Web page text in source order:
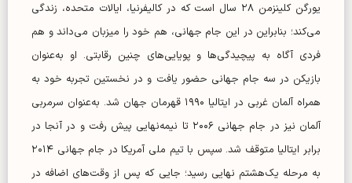
یورگن کلینزمن ۲۸ سال است که در کالیفرنیا، ایالات متحده، زندگی
می‌کند؛ بنابراین در این جام جهانی، هم خود را میزبان می‌داند و هم
فردی آگاه به پیچیدگی‌ها و پویایی‌های چنین رقابتی. او به‌عنوان
بازیکن در سه جام جهانی حضور یافت و در نخستین تجربه خود به
همراه آلمان غربی در ایتالیا ۱۹۹۰ قهرمان جهان شد. به‌عنوان سرمربی
آلمان نیز در جام جهانی ۲۰۰۶ تا نیمه‌نهایی پیش رفت و در آنجا در
برابر ایتالیا متوقف شد. سپس با تیم ملی آمریکا در جام جهانی ۲۰۱۴
به مرحله یک‌هشتم نهایی رسید؛ جایی که پس از وقت‌های اضافه در